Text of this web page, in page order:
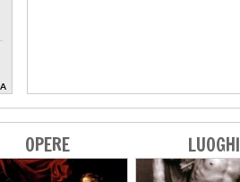
OPERE LUOGHI